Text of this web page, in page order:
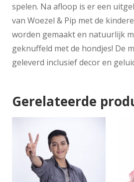
spelen. Na afloop is er een
van Woezel & Pip met de
worden gemaakt en natuurlijk
geknuffeld met de hondjes! De
geleverd inclusief decor en
Gerelateerde